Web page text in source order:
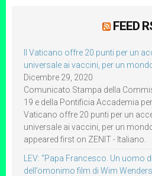
FEED
Il Vaticano offre 20 punti per un
universale ai vaccini, per un
Dicembre 29, 2020
Comunicato Stampa della
19 e della Pontificia Accademia per
Vaticano offre 20 punti per un
universale ai vaccini, per un
appeared first on ZENIT - Italiano.
LEV: “Papa Francesco. Un uomo
dell’omonimo film di Wim Wenders